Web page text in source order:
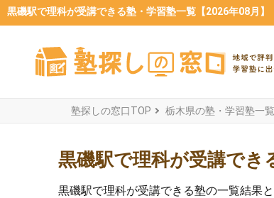
黒磯駅で理科が受講できる塾・学習塾一覧【2026年08月】
塾探しの窓口TOP 栃木県の塾・学習塾一覧
黒磯駅で理科が受講でき
黒磯駅で理科が受講できる塾の一覧結果